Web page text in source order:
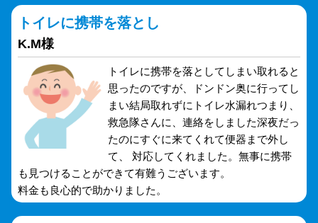
トイレに携帯を落とし
K.M様
トイレに携帯を落としてしまい取れると
思ったのですが、ドンドン奥に行ってし
まい結局取れずにトイレ水漏れつまり、
救急隊さんに、連絡をしました深夜だっ
たのにすぐに来てくれて便器まで外し
て、 対応してくれました。無事に携帯
も見つけることができて有難うございます。
料金も良心的で助かりました。